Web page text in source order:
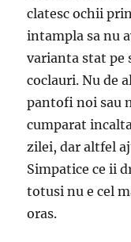
clatesc ochii
intampla sa nu
varianta stat pe
coclauri. Nu de
pantofi noi sau
cumparat
zilei, dar altfel
Simpatice ce ii
totusi nu e cel
oras.